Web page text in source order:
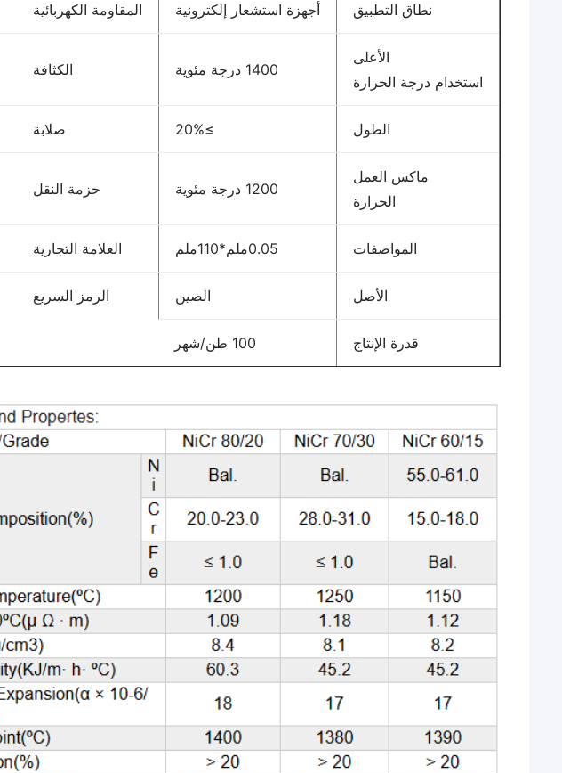
نطاق التطبيق أجهزة استشعار إلكترونية المقاومة الكهربائية
الأعلى
استخدام درجة الحرارة
1400 درجة مئوية الكثافة
الطول ≥20% صلابة
ماكس العمل
الحرارة
1200 درجة مئوية حزمة النقل
المواصفات 0.05ملم*110ملم العلامة التجارية
الأصل الصين الرمز السريع
قدرة الإنتاج 100 طن/شهر